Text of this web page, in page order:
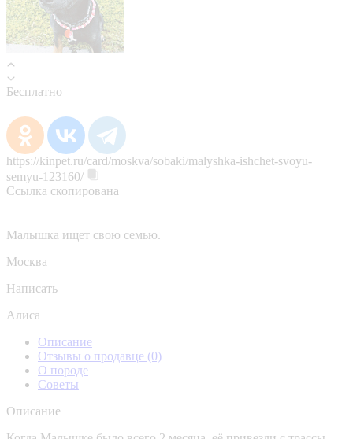
Бесплатно
https://kinpet.ru/card/moskva/sobaki/malyshka-ishchet-svoyu-
semyu-123160/
Ссылка скопирована
Малышка ищет свою семью.
Москва
Написать
Алиса
Описание
Отзывы о продавце (0)
О породе
Советы
Описание